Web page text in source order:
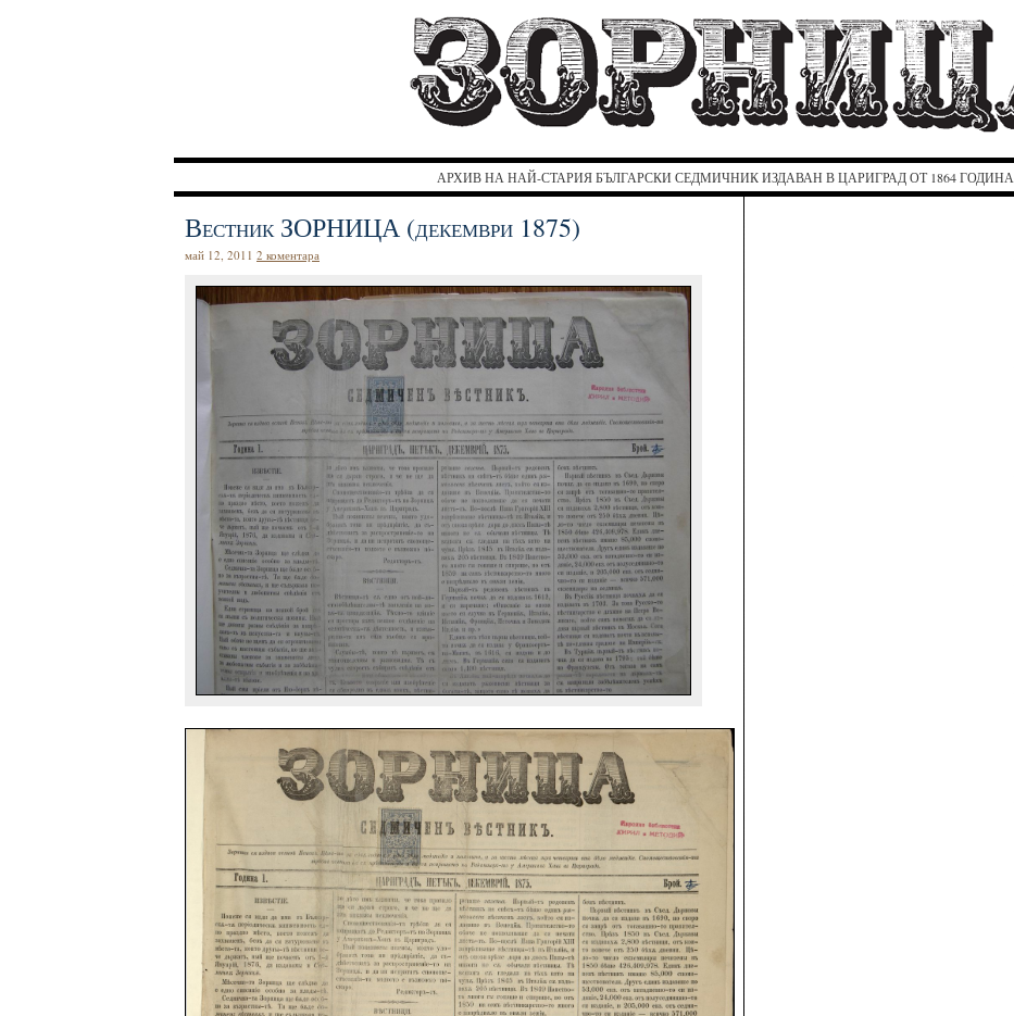
ЗОРНИЦА
АРХИВ НА НАЙ-СТАРИЯ БЪЛГАРСКИ СЕДМИЧНИК ИЗДАВАН В ЦАРИГРАД ОТ 1864 ГОДИНА
Вестник ЗОРНИЦА (декември 1875)
май 12, 2011 2 коментара